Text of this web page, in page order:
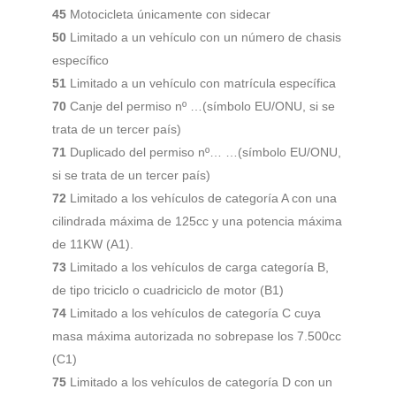
45 Motocicleta únicamente con sidecar
50 Limitado a un vehículo con un número de chasis
específico
51 Limitado a un vehículo con matrícula específica
70 Canje del permiso nº …(símbolo EU/ONU, si se
trata de un tercer país)
71 Duplicado del permiso nº… …(símbolo EU/ONU,
si se trata de un tercer país)
72 Limitado a los vehículos de categoría A con una
cilindrada máxima de 125cc y una potencia máxima
de 11KW (A1).
73 Limitado a los vehículos de carga categoría B,
de tipo triciclo o cuadriciclo de motor (B1)
74 Limitado a los vehículos de categoría C cuya
masa máxima autorizada no sobrepase los 7.500cc
(C1)
75 Limitado a los vehículos de categoría D con un